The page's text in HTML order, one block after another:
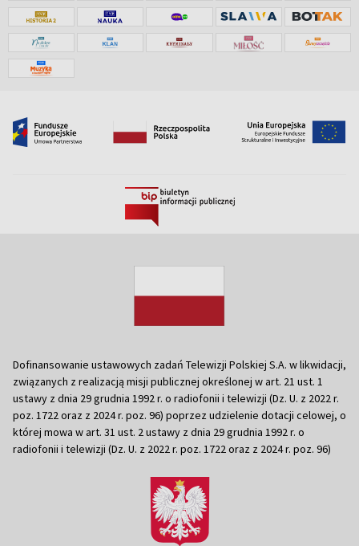
Dofinansowanie ustawowych zadań Telewizji Polskiej S.A. w likwidacji,
związanych z realizacją misji publicznej określonej w art. 21 ust. 1
ustawy z dnia 29 grudnia 1992 r. o radiofonii i telewizji (Dz. U. z 2022 r.
poz. 1722 oraz z 2024 r. poz. 96) poprzez udzielenie dotacji celowej, o
której mowa w art. 31 ust. 2 ustawy z dnia 29 grudnia 1992 r. o
radiofonii i telewizji (Dz. U. z 2022 r. poz. 1722 oraz z 2024 r. poz. 96)